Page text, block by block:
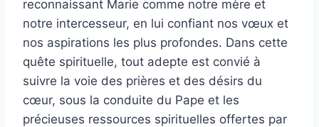
reconnaissant Marie comme notre mère et
notre intercesseur, en lui confiant nos vœux et
nos aspirations les plus profondes. Dans cette
quête spirituelle, tout adepte est convié à
suivre la voie des prières et des désirs du
cœur, sous la conduite du Pape et les
précieuses ressources spirituelles offertes par